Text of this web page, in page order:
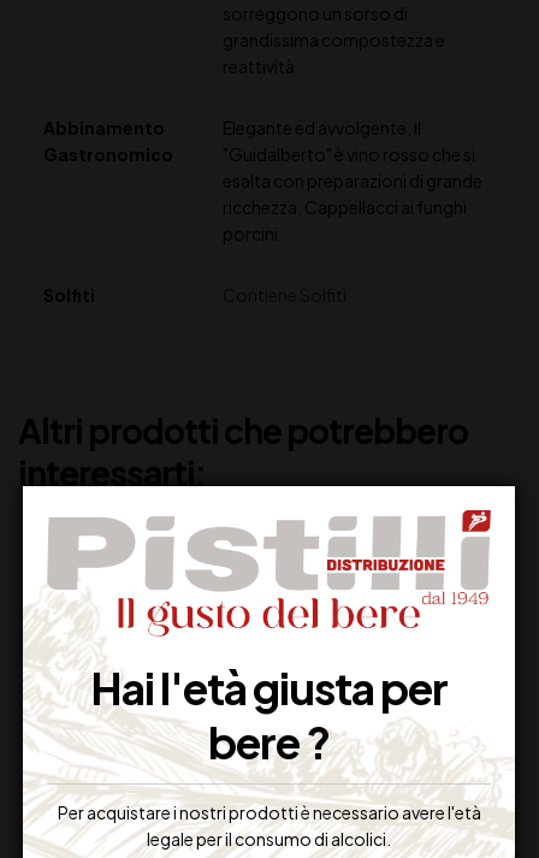
sorreggono un sorso di
grandissima compostezza e
reattività
Abbinamento
Gastronomico
Elegante ed avvolgente, il
"Guidalberto" è vino rosso che si
esalta con preparazioni di grande
ricchezza. Cappellacci ai funghi
porcini.
Solfiti
Altri prodotti che potrebbero
interessarti:
LUNE DEL VESUVIO
CERVONE IGT CL75
BIANCOLELLA
D’ISCHIA DOC
Hai l'età giusta per
bere ?
Per acquistare i nostri prodotti è necessario avere l'età
legale per il consumo di alcolici.